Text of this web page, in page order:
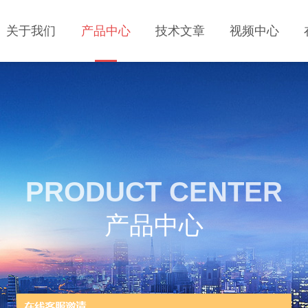
关于我们 产品中心 技术文章 视频中心
PRODUCT CENTER
产品中心